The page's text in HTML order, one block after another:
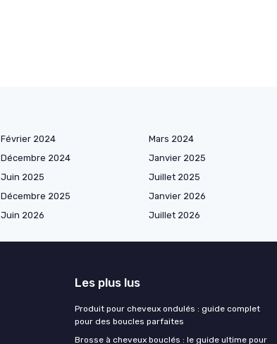
Février 2024 Mars 2024
Décembre 2024 Janvier 2025
Juin 2025 Juillet 2025
Décembre 2025 Janvier 2026
Juin 2026 Juillet 2026
Les plus lus
Produit pour cheveux ondulés : guide complet
pour des boucles parfaites
Brosse à cheveux bouclés : le guide ultime pour